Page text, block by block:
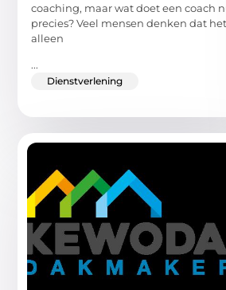
coaching, maar wat doet een coach
precies? Veel mensen denken dat het
alleen
...
Dienstverlening